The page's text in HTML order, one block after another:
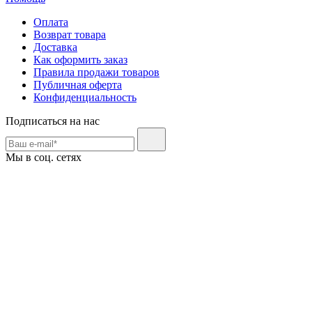
Оплата
Возврат товара
Доставка
Как оформить заказ
Правила продажи товаров
Публичная оферта
Конфиденциальность
Подписаться на нас
Мы в соц. сетях